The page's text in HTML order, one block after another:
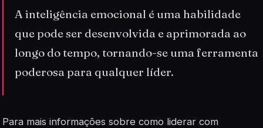
A inteligência emocional é uma habilidade
que pode ser desenvolvida e aprimorada ao
longo do tempo, tornando-se uma ferramenta
poderosa para qualquer líder.
Para mais informações sobre como liderar com